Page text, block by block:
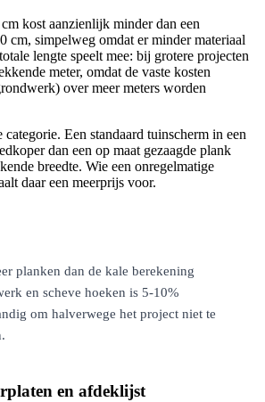
kost aanzienlijk minder dan een
cm, simpelweg omdat er minder materiaal
lengte speelt mee: bij grotere projecten
meter, omdat de vaste kosten
over meer meters worden
Een standaard tuinscherm in een
dan een op maat gezaagde plank
breedte. Wie een onregelmatige
daar een meerprijs voor.
planken dan de kale berekening
en scheve hoeken is 5-10%
om halverwege het project niet te
en afdeklijst